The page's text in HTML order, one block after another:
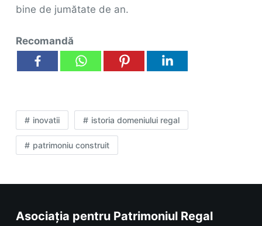
bine de jumătate de an.
Recomandă
inovatii istoria domeniului regal
patrimoniu construit
Asociația pentru Patrimoniul Regal